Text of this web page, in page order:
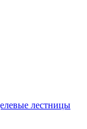
лестницы